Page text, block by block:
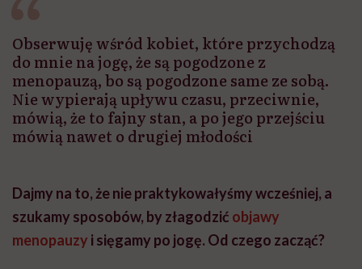
Obserwuję wśród kobiet, które przychodzą
do mnie na jogę, że są pogodzone z
menopauzą, bo są pogodzone same ze sobą.
Nie wypierają upływu czasu, przeciwnie,
mówią, że to fajny stan, a po jego przejściu
mówią nawet o drugiej młodości
Dajmy na to, że nie praktykowałyśmy wcześniej, a
szukamy sposobów, by złagodzić objawy
menopauzy i sięgamy po jogę. Od czego zacząć?